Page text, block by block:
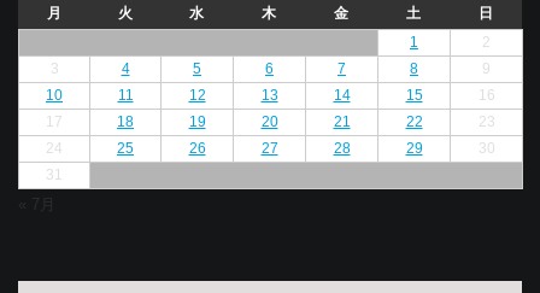
月
火 水 木 金 土
日
1
2
3
4 5 6 7 8
9
10
11 12 13 14 15
16
17
18 19 20 21 22
23
24
25 26 27 28 29
30
31
« 7月